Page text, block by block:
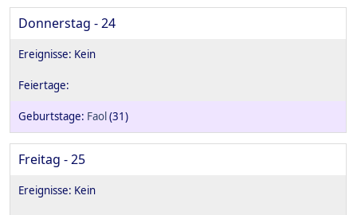
Donnerstag - 24
Faol(31)
Freitag - 25